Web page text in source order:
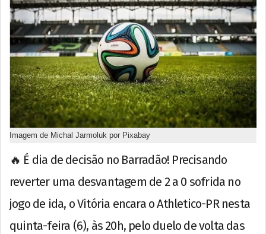
Imagem de Michal Jarmoluk por Pixabay
🔥 É dia de decisão no Barradão! Precisando
reverter uma desvantagem de 2 a 0 sofrida no
jogo de ida, o Vitória encara o Athletico-PR nesta
quinta-feira (6), às 20h, pelo duelo de volta das